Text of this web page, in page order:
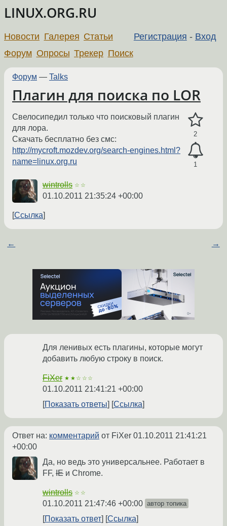
LINUX.ORG.RU
Регистрация - Вход
Новости Галерея Статьи
Форум Опросы Трекер Поиск
Форум — Talks
Плагин для поиска по LOR
2
1
Свелосипедил только что поисковый плагин
для лора.
Скачать бесплатно без смс:
http://mycroft.mozdev.org/search-engines.html?
name=linux.org.ru
wintrolls ☆☆
01.10.2011 21:35:24 +00:00
Ссылка
← →
Для ленивых есть плагины, которые могут
добавить любую строку в поиск.
FiXer ★★☆☆☆
01.10.2011 21:41:21 +00:00
Показать ответы
Ссылка
Ответ на: комментарий от FiXer 01.10.2011 21:41:21
+00:00
Да, но ведь это универсальнее. Работает в
FF, IE и Chrome.
wintrolls ☆☆
01.10.2011 21:47:46 +00:00 автор топика
Показать ответ Ссылка